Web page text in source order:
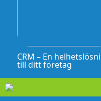
CRM – En
till ditt företag